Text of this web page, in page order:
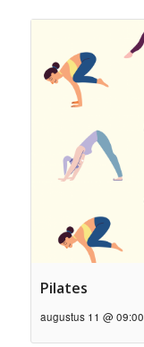
Pilates
augustus 11 @ 09:00